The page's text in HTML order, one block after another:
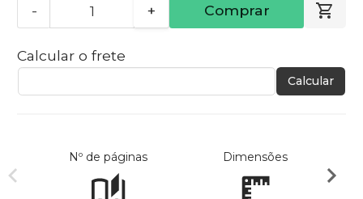
- + Comprar
Calcular o frete
Calcular
Nº de páginas Dimensões